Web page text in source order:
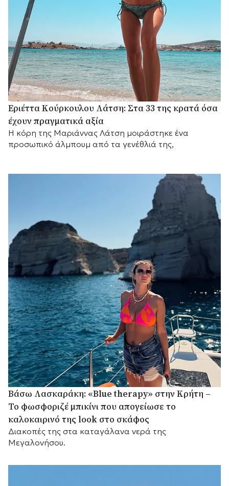
Εριέττα Κούρκουλου Λάτση: Στα 33 της κρατά όσα
έχουν πραγματικά αξία
Η κόρη της Μαριάννας Λάτση μοιράστηκε ένα
προσωπικό άλμπουμ από τα γενέθλιά της,
Βάσω Λασκαράκη: «Blue therapy» στην Κρήτη –
Το φωσφοριζέ μπικίνι που απογείωσε το
καλοκαιρινό της look στο σκάφος
Διακοπές της στα καταγάλανα νερά της
Μεγαλονήσου.